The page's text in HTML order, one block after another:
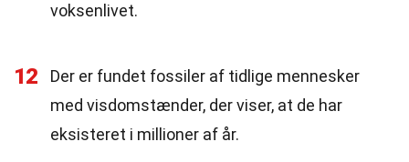
voksenlivet.
12
Der er fundet fossiler af tidlige mennesker
med visdomstænder, der viser, at de har
eksisteret i millioner af år.